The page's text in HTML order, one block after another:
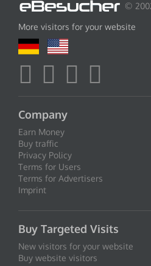
©
More visitors for your website
Company
Earn Money
Buy traffic
Privacy Policy
Terms for Users
Terms for Advertisers
Imprint
Buy Targeted Visits
New visitors for your website
Buy website visitors